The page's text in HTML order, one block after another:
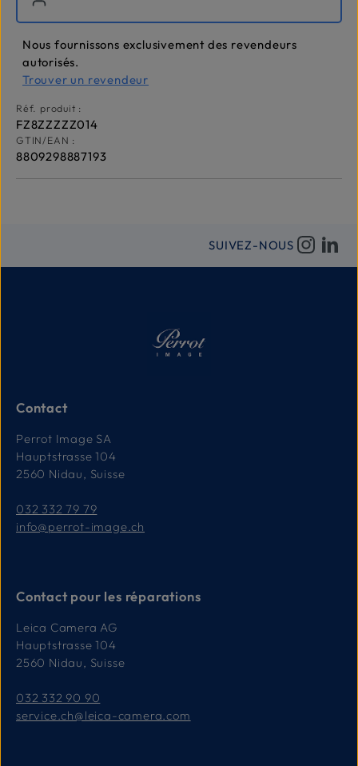
Nous fournissons exclusivement des revendeurs
autorisés.
Trouver un revendeur
Réf. produit :
FZ8ZZZZZ014
GTIN/EAN :
8809298887193
SUIVEZ-NOUS
Contact
Perrot Image SA
Hauptstrasse 104
2560 Nidau, Suisse
032 332 79 79
info@perrot-image.ch
Contact pour les réparations
Leica Camera AG
Hauptstrasse 104
2560 Nidau, Suisse
032 332 90 90
service.ch@leica-camera.com